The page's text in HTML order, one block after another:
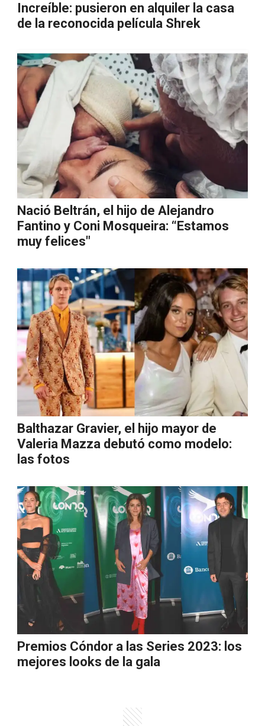
Increíble: pusieron en alquiler la casa
de la reconocida película Shrek
Nació Beltrán, el hijo de Alejandro
Fantino y Coni Mosqueira: “Estamos
muy felices"
Balthazar Gravier, el hijo mayor de
Valeria Mazza debutó como modelo:
las fotos
Premios Cóndor a las Series 2023: los
mejores looks de la gala